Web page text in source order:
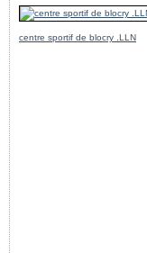
centre sportif de blocry .LLN